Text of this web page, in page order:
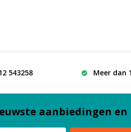
543258 Meer dan
aanbiedingen